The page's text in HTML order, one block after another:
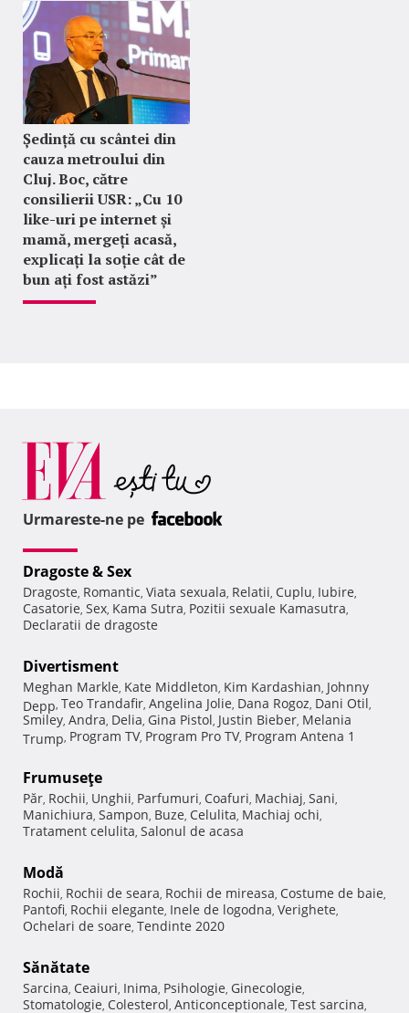
Ședință cu scântei din
cauza metroului din
Cluj. Boc, către
consilierii USR: „Cu 10
like-uri pe internet și
mamă, mergeți acasă,
explicați la soție cât de
bun ați fost astăzi”
Urmareste-ne pe
Dragoste & Sex
Dragoste, Romantic, Viata sexuala, Relatii, Cuplu, Iubire,
Casatorie, Sex, Kama Sutra, Pozitii sexuale Kamasutra,
Declaratii de dragoste
Divertisment
Meghan Markle, Kate Middleton, Kim Kardashian, Johnny
Depp, Teo Trandafir, Angelina Jolie, Dana Rogoz, Dani Otil,
Smiley, Andra, Delia, Gina Pistol, Justin Bieber, Melania
Trump, Program TV, Program Pro TV, Program Antena 1
Frumuseţe
Păr, Rochii, Unghii, Parfumuri, Coafuri, Machiaj, Sani,
Manichiura, Sampon, Buze, Celulita, Machiaj ochi,
Tratament celulita, Salonul de acasa
Modă
Rochii, Rochii de seara, Rochii de mireasa, Costume de baie,
Pantofi, Rochii elegante, Inele de logodna, Verighete,
Ochelari de soare, Tendinte 2020
Sănătate
Sarcina, Ceaiuri, Inima, Psihologie, Ginecologie,
Stomatologie, Colesterol, Anticonceptionale, Test sarcina,